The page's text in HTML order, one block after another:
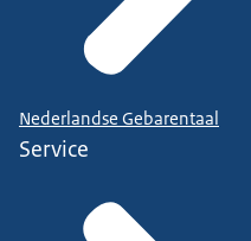
Nederlandse Gebarentaal
Service